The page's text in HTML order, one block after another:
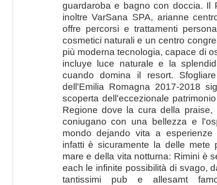
guardaroba e bagno con doccia. Il
inoltre VarSana SPA, arianne
offre percorsi e trattamenti
cosmetici naturali e un centro
più moderna tecnologia, capace di
incluye luce naturale e la
cuando domina il resort.
dell'Emilia Romagna 2017-2018
scoperta dell'eccezionale
Regione dove la cura della
coniugano con una bellezza e
mondo dejando vita a
infatti è sicuramente la delle mete
mare e della vita notturna: Rimini è
each le infinite possibilità di svago,
tantissimi pub e allesamt